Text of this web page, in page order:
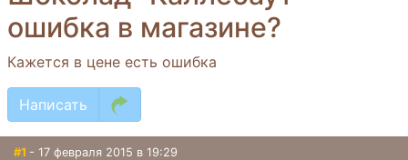
ошибка в магазине?
Кажется в цене есть ошибка
Написать
#1 - 17 февраля 2015 в 19:29